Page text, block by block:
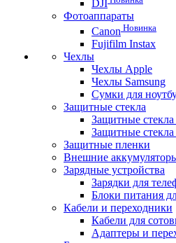
DJI
Фотоаппараты
Canon Новинка
Fujifilm Instax
Чехлы
Чехлы Apple
Чехлы Samsung
Сумки для
Защитные стекла
Защитные
Защитные стекла
Защитные пленки
Внешние
Зарядные устройства
Зарядки для
Блоки питания
Кабели и переходники
Кабели для
Адаптеры и